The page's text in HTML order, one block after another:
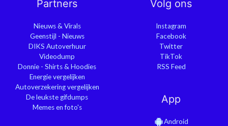
Partners
Nieuws & Virals
Geenstijl - Nieuws
DIKS Autoverhuur
Videodump
Donnie - Shirts & Hoodies
Energie vergelijken
Autoverzekering vergelijken
De leukste gifdumps
Memes en foto's
Volg ons
Instagram
Facebook
Twitter
TikTok
RSS Feed
App
Android